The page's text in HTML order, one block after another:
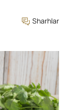
Sharhlar